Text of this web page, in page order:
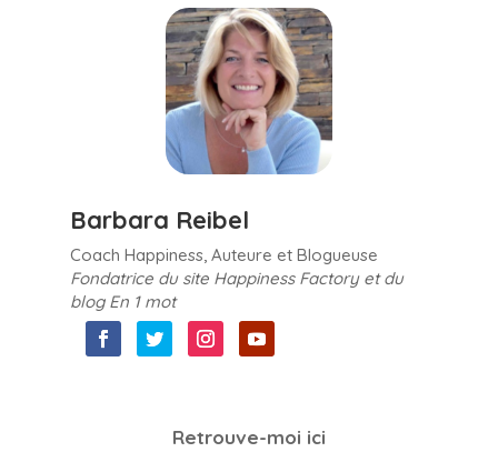
Barbara Reibel
Coach Happiness, Auteure et Blogueuse
Fondatrice du site Happiness Factory et du
blog En 1 mot
Retrouve-moi ici